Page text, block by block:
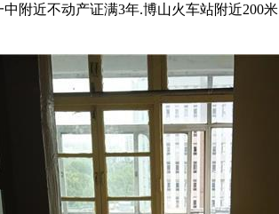
附近不动产证满3年.博山火车站附近200米